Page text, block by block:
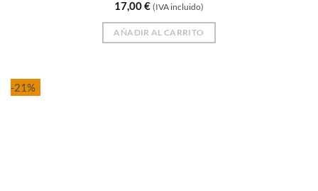
17,00€ (IVA incluido)
AÑADIR AL CARRITO
-21%